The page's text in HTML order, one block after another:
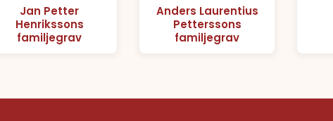
Jan Petter
Henrikssons
familjegrav
Anders Laurentius
Petterssons
familjegrav